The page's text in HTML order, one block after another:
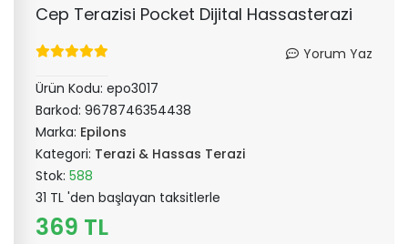
Cep Terazisi Pocket Dijital Hassasterazi
Yorum Yaz
Ürün Kodu: epo3017
Barkod: 9678746354438
Marka: Epilons
Kategori: Terazi & Hassas Terazi
Stok: 588
31 TL 'den başlayan taksitlerle
369 TL